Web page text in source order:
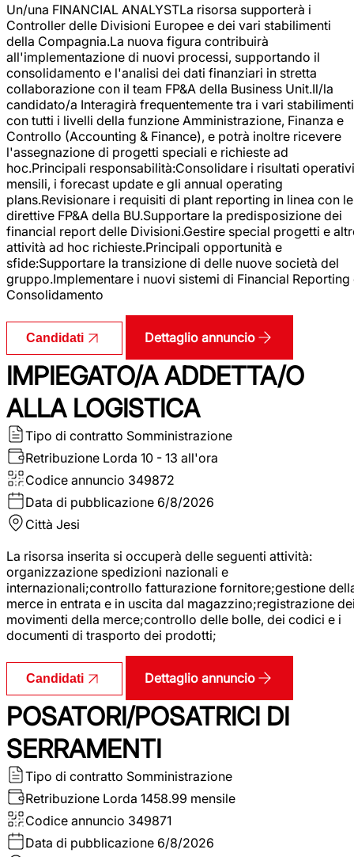
Un/una FINANCIAL ANALYSTLa risorsa supporterà i
Controller delle Divisioni Europee e dei vari stabilimenti
della Compagnia.La nuova figura contribuirà
all'implementazione di nuovi processi, supportando il
consolidamento e l'analisi dei dati finanziari in stretta
collaborazione con il team FP&A della Business Unit.Il/la
candidato/a Interagirà frequentemente tra i vari stabilimenti
con tutti i livelli della funzione Amministrazione, Finanza e
Controllo (Accounting & Finance), e potrà inoltre ricevere
l'assegnazione di progetti speciali e richieste ad
hoc.Principali responsabilità:Consolidare i risultati operativi
mensili, i forecast update e gli annual operating
plans.Revisionare i requisiti di plant reporting in linea con le
direttive FP&A della BU.Supportare la predisposizione dei
financial report delle Divisioni.Gestire special progetti e
attività ad hoc richieste.Principali opportunità e
sfide:Supportare la transizione di delle nuove società del
gruppo.Implementare i nuovi sistemi di Financial Reporting
Consolidamento
Candidati Dettaglio annuncio
IMPIEGATO/A ADDETTA/O
ALLA LOGISTICA
Tipo di contratto Somministrazione
Retribuzione Lorda 10 - 13 all'ora
Codice annuncio 349872
Data di pubblicazione 6/8/2026
Città Jesi
La risorsa inserita si occuperà delle seguenti attività:
organizzazione spedizioni nazionali e
internazionali;controllo fatturazione fornitore;gestione
merce in entrata e in uscita dal magazzino;registrazione
movimenti della merce;controllo delle bolle, dei codici e i
documenti di trasporto dei prodotti;
Candidati Dettaglio annuncio
POSATORI/POSATRICI DI
SERRAMENTI
Tipo di contratto Somministrazione
Retribuzione Lorda 1458.99 mensile
Codice annuncio 349871
Data di pubblicazione 6/8/2026